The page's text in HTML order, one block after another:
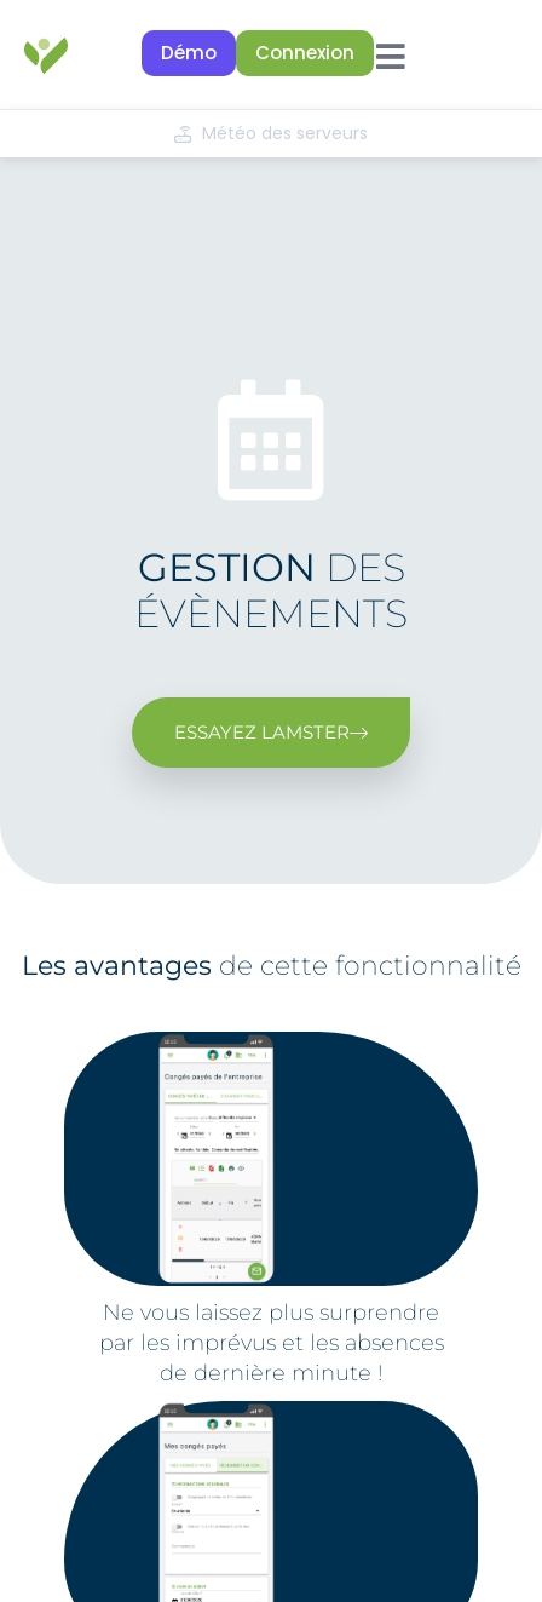
Démo Connexion
Météo des serveurs
GESTION DES
ÉVÈNEMENTS
ESSAYEZ LAMSTER
Les avantages de cette fonctionnalité
Ne vous laissez plus surprendre
par les imprévus et les absences
de dernière minute !​